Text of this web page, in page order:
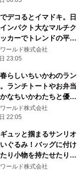
デコるとイマドキ。日
ンパクト大なマルチク
カーでトレンドの平成
りです。
ールド株式会社
23:05
らしいちいかわのラン
ランチトートやお弁当
なちいかわたちと優し
和む
ールド株式会社
22:05
ュッと掴まるサンリオ
ぐるみ！バッグに付け
り小物を持たせたりと
！
ールド株式会社